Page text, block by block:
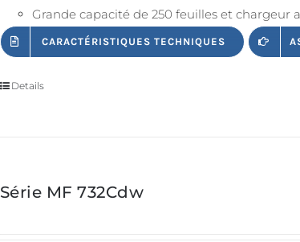
Grande capacité de 250 feuilles et
CARACTÉRISTIQUES TECHNIQUES
Details
Série MF 732Cdw